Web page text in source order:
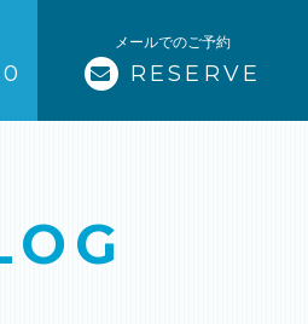
メールでのご予約
RESERVE
ップページ